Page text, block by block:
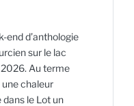
end d’anthologie
sur le lac
2026. Au terme
une chaleur
le Lot un